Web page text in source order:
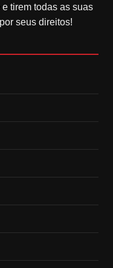
tirem todas as suas
seus direitos!